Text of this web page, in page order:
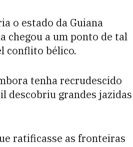
o estado da Guiana
chegou a um ponto de tal
conflito bélico.
tenha recrudescido
descobriu grandes jazidas
ratificasse as fronteiras